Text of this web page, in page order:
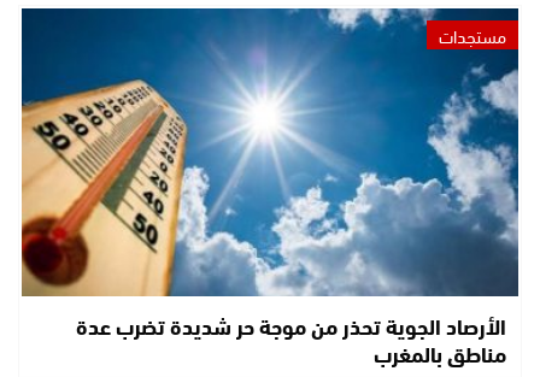
مستجدات
الأرصاد الجوية تحذر من موجة حر شديدة تضرب عدة
مناطق بالمغرب